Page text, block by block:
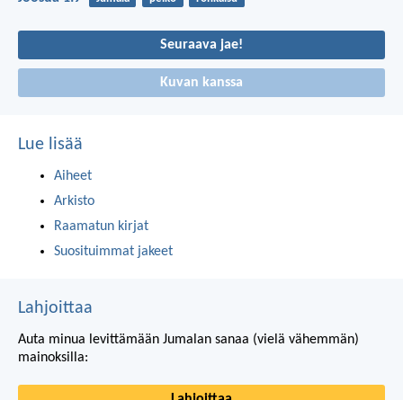
Seuraava jae!
Kuvan kanssa
Lue lisää
Aiheet
Arkisto
Raamatun kirjat
Suosituimmat jakeet
Lahjoittaa
Auta minua levittämään Jumalan sanaa (vielä vähemmän)
mainoksilla: